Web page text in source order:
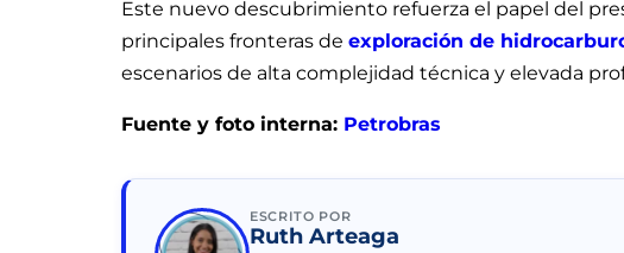
Este nuevo descubrimiento refuerza el papel del
principales fronteras de exploración de
escenarios de alta complejidad técnica y elevada
Fuente y foto interna: Petrobras
ESCRITO POR
Ruth Arteaga